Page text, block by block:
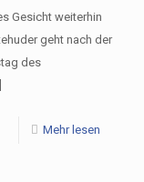
Gesicht weiterhin
geht nach der
des
Mehr lesen